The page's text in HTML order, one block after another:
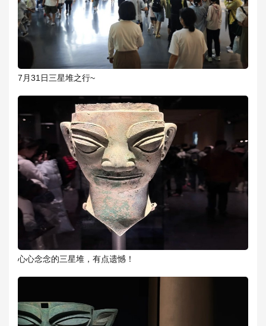
7月31日三星堆之行~
心心念念的三星堆，有点遗憾！